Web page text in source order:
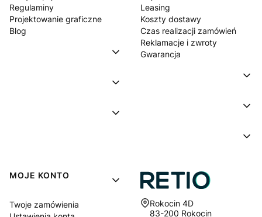
Regulaminy
Projektowanie graficzne
Blog
Leasing
Koszty dostawy
Czas realizacji zamówień
Reklamacje i zwroty
Gwarancja
MOJE KONTO
Twoje zamówienia
Adres:
Rokocin 4D
83-200 Rokocin